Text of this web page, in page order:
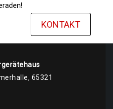
KONTAKT
65321